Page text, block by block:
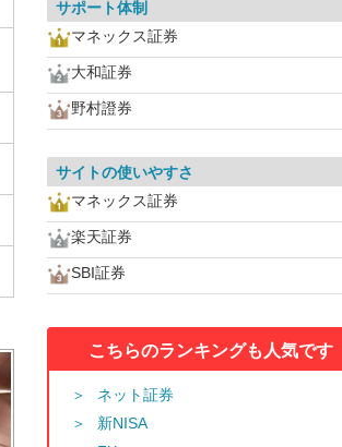
サポート体制
マネックス証券
大和証券
野村證券
サイトの使いやすさ
マネックス証券
楽天証券
SBI証券
こちらのランキングも人気です
ネット証券
新NISA